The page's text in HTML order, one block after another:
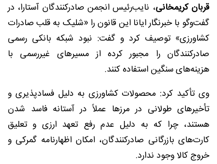
قربان کریمخانی، نایب‌رئیس انجمن صادرکنندگان آستارا، در
گفت‌وگو با خبرنگار ایانا این قانون را «شلیک به قلب صادرات
کشاورزی» توصیف کرد و گفت: نبود شبکه بانکی رسمی
صادرکنندگان را مجبور کرده از مسیرهای غیررسمی با
هزینه‌های سنگین استفاده کنند.
وی تأکید کرد: محصولات کشاورزی به دلیل فسادپذیری و
تأخیرهای طولانی در مرزها عملاً در آستانه فاسد شدن
هستند، چرا که به دلیل عدم رفع تعهد ارزی و تعلیق
کارت‌های بازرگانی صادرکنندگان، امکان اظهارنامه گمرکی و
خروج کالا وجود ندارد.